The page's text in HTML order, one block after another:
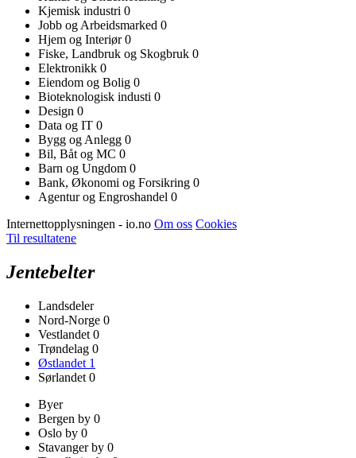
Kjemisk industri 0
Jobb og Arbeidsmarked 0
Hjem og Interiør0
Fiske, Landbruk og Skogbruk 0
Elektronikk 0
Eiendom og Bolig 0
Bioteknologisk industi 0
Design 0
Data og IT 0
Bygg og Anlegg 0
Bil, Båt og MC 0
Barn og Ungdom 0
Bank, Økonomi og Forsikring 0
Agentur og Engroshandel 0
Internettopplysningen - io.no Om oss Cookies
Til resultatene
Jentebelter
Landsdeler
Nord-Norge 0
Vestlandet 0
Trøndelag 0
Østlandet 1
Sørlandet 0
Byer
Bergen by 0
Oslo by 0
Stavanger by 0